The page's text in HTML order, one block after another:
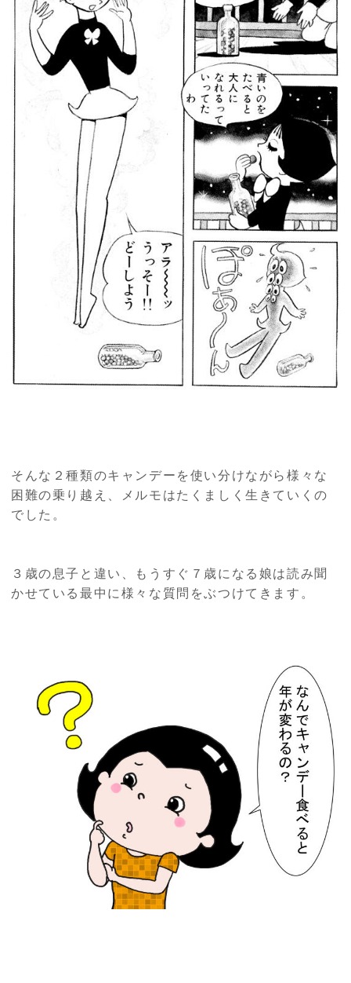
そんな２種類のキャンデーを使い分けながら様々な
困難の乗り越え、メルモはたくましく生きていくの
でした。
３歳の息子と違い、もうすぐ７歳になる娘は読み聞
かせている最中に様々な質問をぶつけてきます。